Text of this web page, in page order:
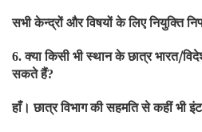
सभी केन्द्रों और विषयों के लिए नियुक्ति
6.क्या किसी भी स्थान के छात्र भारत/
सकते हैं?
हाँ। छात्र विभाग की सहमति से कहीं भी